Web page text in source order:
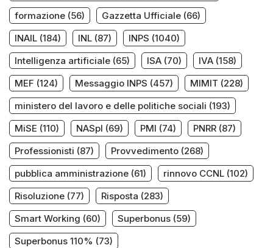
formazione (56) Gazzetta Ufficiale (66)
INAIL (184) INL (87) INPS (1040)
Intelligenza artificiale (65) ISA (70) IVA (158)
MEF (124) Messaggio INPS (457) MIMIT (228)
ministero del lavoro e delle politiche sociali (193)
MiSE (110) NASpI (69) PMI (74) PNRR (87)
Professionisti (87) Provvedimento (268)
pubblica amministrazione (61) rinnovo CCNL (102)
Risoluzione (77) Risposta (283)
Smart Working (60) Superbonus (59)
Superbonus 110% (73)